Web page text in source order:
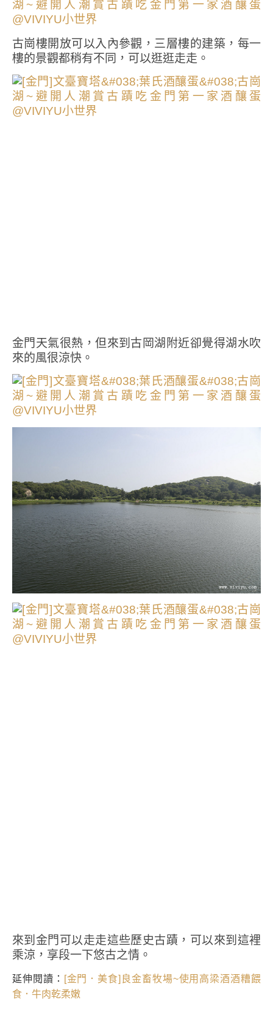
古崗樓開放可以入內參觀，三層樓的建築，每一
樓的景觀都稍有不同，可以逛逛走走。
金門天氣很熱，但來到古岡湖附近卻覺得湖水吹
來的風很涼快。
來到金門可以走走這些歷史古蹟，可以來到這裡
乘涼，享段一下悠古之情。
延伸閱讀： [金門．美食]良金畜牧場~使用高梁酒酒糟餵
食．牛肉乾柔嫩